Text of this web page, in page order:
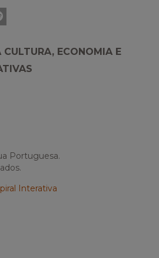
Spotify
CULTURA, ECONOMIA E
Portuguesa.
Interativa